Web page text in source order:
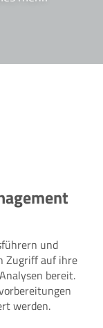
und
Zugriff auf ihre
bereit.
werden.